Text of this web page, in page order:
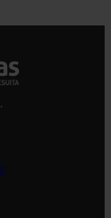
i els
no
A
base de